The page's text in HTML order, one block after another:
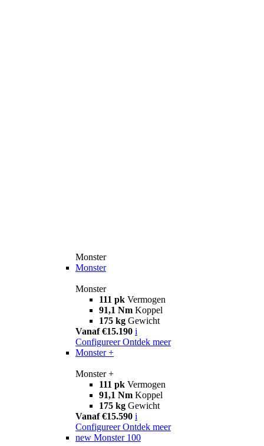
Monster
Monster
Monster
111 pk Vermogen
91,1 Nm Koppel
175 kg Gewicht
Vanaf €15.190 i
Configureer Ontdek meer
Monster +
Monster +
111 pk Vermogen
91,1 Nm Koppel
175 kg Gewicht
Vanaf €15.590 i
Configureer Ontdek meer
new Monster 100